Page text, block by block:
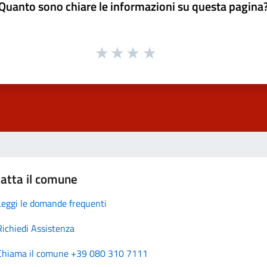
sono chiare le informazioni su questa
il comune
le domande frequenti
Assistenza
il comune +39 080 310 7111